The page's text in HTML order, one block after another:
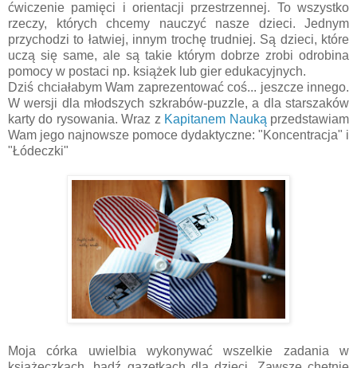
ćwiczenie pamięci i orientacji przestrzennej. To wszystko
rzeczy, których chcemy nauczyć nasze dzieci. Jednym
przychodzi to łatwiej, innym trochę trudniej. Są dzieci, które
uczą się same, ale są takie którym dobrze zrobi odrobina
pomocy w postaci np. książek lub gier edukacyjnych.
Dziś chciałabym Wam zaprezentować coś... jeszcze innego.
W wersji dla młodszych szkrabów-puzzle, a dla starszaków
karty do rysowania. Wraz z Kapitanem Nauką przedstawiam
Wam jego najnowsze pomoce dydaktyczne: "Koncentracja" i
"Łódeczki"
Moja córka uwielbia wykonywać wszelkie zadania w